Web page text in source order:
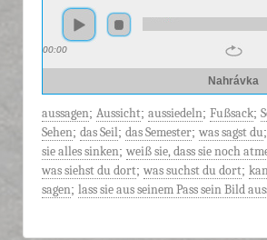
00:00
Nahrávka
aussagen; Aussicht; aussiedeln; Fußsack;
Sehen; das Seil; das Semester; was sagst du;
sie alles sinken; weiß sie, dass sie noch
was siehst du dort; was suchst du dort;
sagen; lass sie aus seinem Pass sein Bild